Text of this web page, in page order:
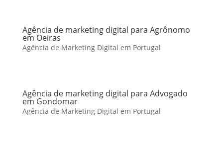
Agência de marketing digital para Agrônomo
em Oeiras
Agência de Marketing Digital em Portugal
Agência de marketing digital para Advogado
em Gondomar
Agência de Marketing Digital em Portugal